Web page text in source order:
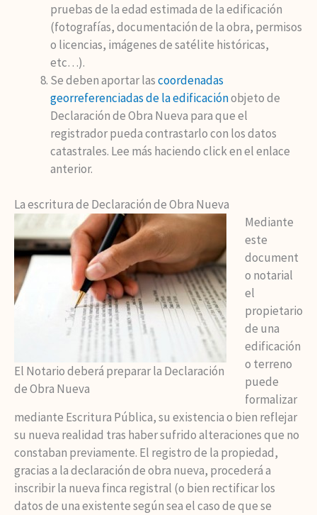
pruebas de la edad estimada de la edificación
(fotografías, documentación de la obra, permisos
o licencias, imágenes de satélite históricas,
etc…).
Se deben aportar lascoordenadas
georreferenciadas de la edificaciónobjeto de
Declaración de Obra Nueva para que el
registrador pueda contrastarlo con los datos
catastrales. Lee más haciendo click en el enlace
anterior.
La escritura de Declaración de Obra Nueva
El Notario deberá preparar la Declaración
de Obra Nueva
Mediante
este
document
o notarial
el
propietario
de una
edificación
o terreno
puede
formalizar
mediante Escritura Pública, su existencia o bien reflejar
su nueva realidad tras haber sufrido alteraciones que no
constaban previamente. El registro de la propiedad,
gracias a la declaración de obra nueva, procederá a
inscribir la nueva finca registral (o bien rectificar los
datos de una existente según sea el caso de que se